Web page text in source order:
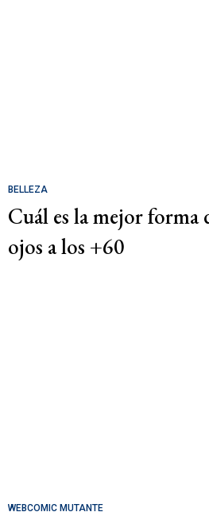
BELLEZA
Cuál es la mejor forma
ojos a los +60
WEBCOMIC MUTANTE